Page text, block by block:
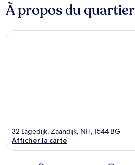
À propos du quartier
32 Lagedijk, Zaandijk, NH, 1544 BG
Afficher la carte